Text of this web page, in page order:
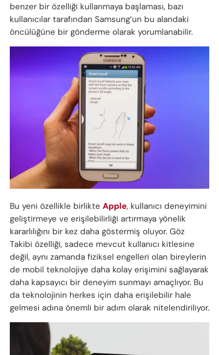
benzer bir özelliği kullanmaya başlaması, bazı
kullanıcılar tarafından Samsung’un bu alandaki
öncülüğüne bir gönderme olarak yorumlanabilir.
Bu yeni özellikle birlikte Apple, kullanıcı deneyimini
geliştirmeye ve erişilebilirliği artırmaya yönelik
kararlılığını bir kez daha göstermiş oluyor. Göz
Takibi özelliği, sadece mevcut kullanıcı kitlesine
değil, aynı zamanda fiziksel engelleri olan bireylerin
de mobil teknolojiye daha kolay erişimini sağlayarak
daha kapsayıcı bir deneyim sunmayı amaçlıyor. Bu
da teknolojinin herkes için daha erişilebilir hale
gelmesi adına önemli bir adım olarak nitelendiriliyor.